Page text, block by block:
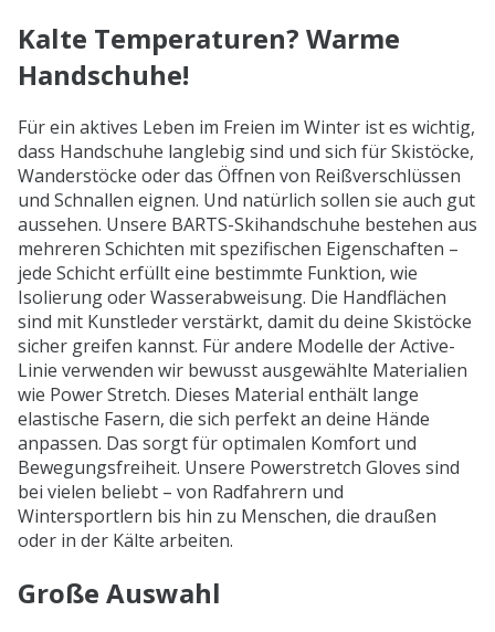
Kalte Temperaturen? Warme
Handschuhe!
Für ein aktives Leben im Freien im Winter ist es wichtig,
dass Handschuhe langlebig sind und sich für Skistöcke,
Wanderstöcke oder das Öffnen von Reißverschlüssen
und Schnallen eignen. Und natürlich sollen sie auch gut
aussehen. Unsere BARTS-Skihandschuhe bestehen aus
mehreren Schichten mit spezifischen Eigenschaften –
jede Schicht erfüllt eine bestimmte Funktion, wie
Isolierung oder Wasserabweisung. Die Handflächen
sind mit Kunstleder verstärkt, damit du deine Skistöcke
sicher greifen kannst. Für andere Modelle der Active-
Linie verwenden wir bewusst ausgewählte Materialien
wie Power Stretch. Dieses Material enthält lange
elastische Fasern, die sich perfekt an deine Hände
anpassen. Das sorgt für optimalen Komfort und
Bewegungsfreiheit. Unsere Powerstretch Gloves sind
bei vielen beliebt – von Radfahrern und
Wintersportlern bis hin zu Menschen, die draußen
oder in der Kälte arbeiten.
Große Auswahl